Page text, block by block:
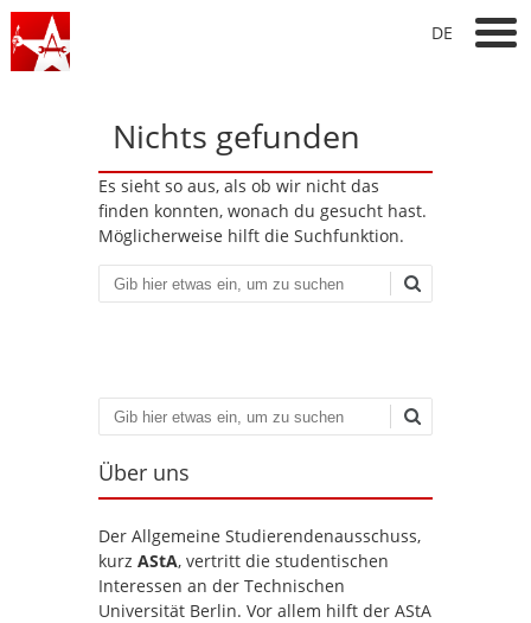
DE
Nichts gefunden
Es sieht so aus, als ob wir nicht das
finden konnten, wonach du gesucht hast.
Möglicherweise hilft die Suchfunktion.
Suchen
Suchen
Über uns
Der Allgemeine Studierendenausschuss,
kurz AStA, vertritt die studentischen
Interessen an der Technischen
Universität Berlin. Vor allem hilft der AStA